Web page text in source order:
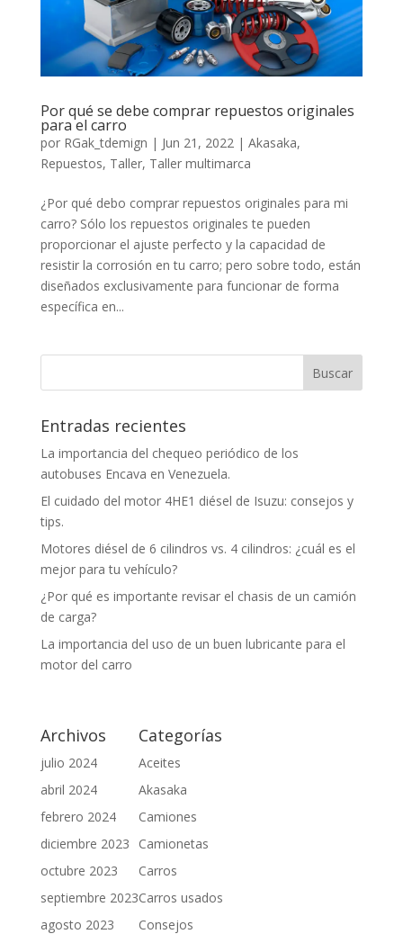
Por qué se debe comprar repuestos originales
para el carro
por RGak_tdemign | Jun 21, 2022| Akasaka,
Repuestos, Taller, Taller multimarca
¿Por qué debo comprar repuestos originales para mi
carro? Sólo los repuestos originales te pueden
proporcionar el ajuste perfecto y la capacidad de
resistir la corrosión en tu carro; pero sobre todo, están
diseñados exclusivamente para funcionar de forma
específica en...
Entradas recientes
La importancia del chequeo periódico de los
autobuses Encava en Venezuela.
El cuidado del motor 4HE1 diésel de Isuzu: consejos y
tips.
Motores diésel de 6 cilindros vs. 4 cilindros: ¿cuál es el
mejor para tu vehículo?
¿Por qué es importante revisar el chasis de un camión
de carga?
La importancia del uso de un buen lubricante para el
motor del carro
Archivos
julio 2024
abril 2024
febrero 2024
diciembre 2023
octubre 2023
septiembre 2023
agosto 2023
Categorías
Aceites
Akasaka
Camiones
Camionetas
Carros
Carros usados
Consejos